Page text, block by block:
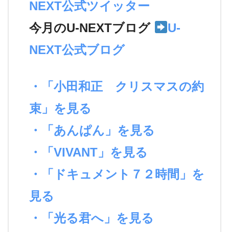
NEXT公式ツイッター
今月のU-NEXTブログ
U-
NEXT公式ブログ
・「小田和正 クリスマスの約
束」を見る
・「あんぱん」を見る
・「VIVANT」を見る
・「ドキュメント７２時間」を
見る
・「光る君へ」を見る